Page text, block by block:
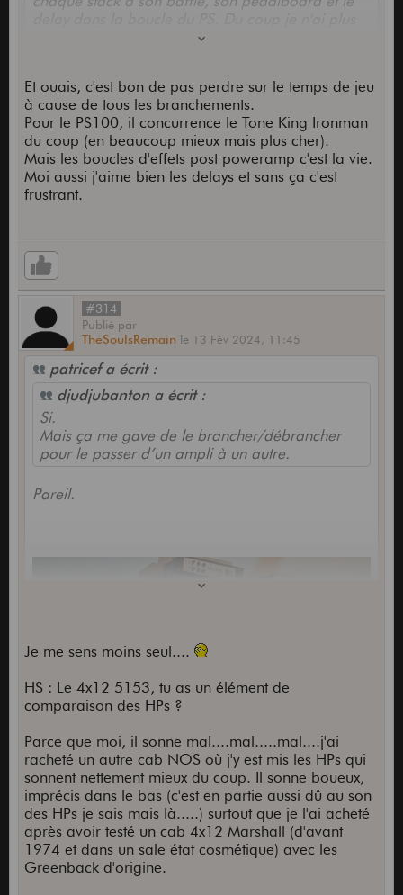
qu'un seul câble à rebrancher pour switcher de
au pied est LA solution parfaite pour tous ceux qui
veulent un "boost" de volume (aussi appelé "égo
boost"
) pendant leur solo, sans dénaturer le
son.
Et ouais, c'est bon de pas perdre sur le temps de jeu
à cause de tous les branchements.
Pour le PS100, il concurrence le Tone King Ironman
du coup (en beaucoup mieux mais plus cher).
Mais les boucles d'effets post poweramp c'est la vie.
Moi aussi j'aime bien les delays et sans ça c'est
frustrant.
#314
Publié par
TheSoulsRemain le 13 Fév 2024, 11:45
patricef a écrit :
djudjubanton a écrit :
Si.
Mais ça me gave de le brancher/débrancher
pour le passer d’un ampli à un autre.
Pareil.
Je me sens moins seul....
HS : Le 4x12 5153, tu as un élément de
comparaison des HPs ?
Parce que moi, il sonne mal....mal.....mal....j'ai
racheté un autre cab NOS où j'y est mis les HPs qui
sonnent nettement mieux du coup. Il sonne boueux,
imprécis dans le bas (c'est en partie aussi dû au son
des HPs je sais mais là.....) surtout que je l'ai acheté
après avoir testé un cab 4x12 Marshall (d'avant
1974 et dans un sale état cosmétique) avec les
Greenback d'origine.